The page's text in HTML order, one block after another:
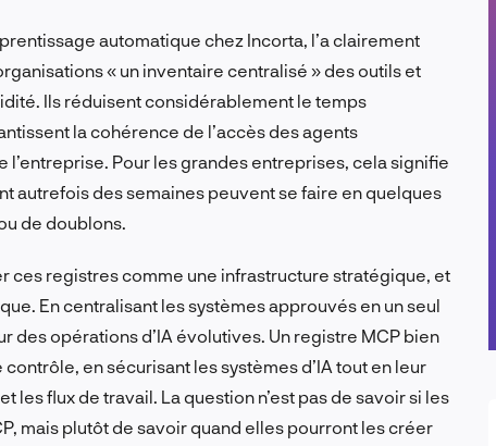
automatique chez Incorta, l’a clairement
« un inventaire centralisé » des outils et
Ils réduisent considérablement le temps
la cohérence de l’accès des agents
Pour les grandes entreprises, cela signifie
autrefois des semaines peuvent se faire en quelques
de doublons.
ces registres comme une infrastructure stratégique, et
En centralisant les systèmes approuvés en un seul
des opérations d’IA évolutives. Un registre MCP bien
en sécurisant les systèmes d’IA tout en leur
flux de travail. La question n’est pas de savoir si les
mais plutôt de savoir quand elles pourront les créer